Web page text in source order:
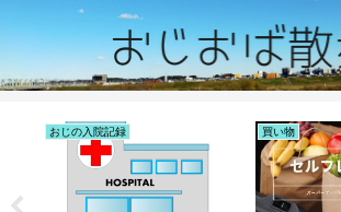
おじの入院記録 買い物